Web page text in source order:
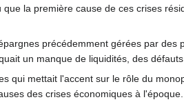
la première cause de ces crises
précédemment gérées par
un manque de liquidités, des
qui mettait l'accent sur le rôle du
des crises économiques à l'époque.